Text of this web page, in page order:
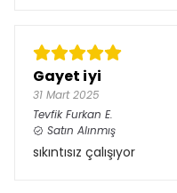
Gayet iyi
31 Mart 2025
Tevfik Furkan E.
Satın Alınmış
sıkıntısız çalışıyor